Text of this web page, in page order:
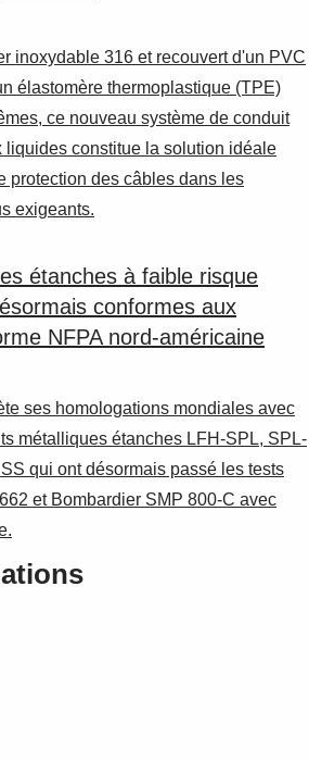
inoxydable 316 et recouvert d'un PVC
élastomère thermoplastique (TPE)
ce nouveau système de conduit
liquides constitue la solution idéale
protection des câbles dans les
exigeants.
étanches à faible risque
conformes aux
NFPA nord-américaine
ses homologations mondiales avec
métalliques étanches LFH-SPL, SPL-
qui ont désormais passé les tests
et Bombardier SMP 800-C avec